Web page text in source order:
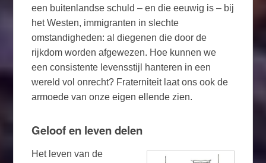
een buitenlandse schuld – en die eeuwig is – bij
het Westen, immigranten in slechte
omstandigheden: al diegenen die door de
rijkdom worden afgewezen. Hoe kunnen we
een consistente levensstijl hanteren in een
wereld vol onrecht? Fraterniteit laat ons ook de
armoede van onze eigen ellende zien.
Geloof en leven delen
Het leven van de